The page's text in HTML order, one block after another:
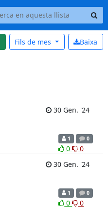
Baixa
Fils de mes
30 Gen. '24
1 0
0
0
30 Gen. '24
1 0
0
0